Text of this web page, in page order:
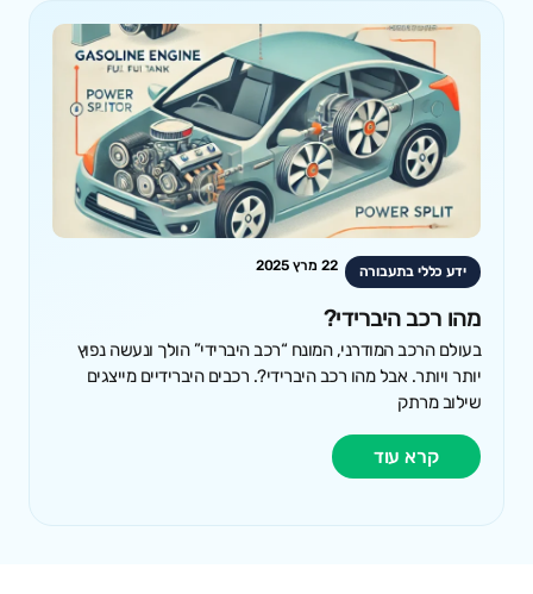
ידע כללי בתעבורה 22 מרץ 2025
מהו רכב היברידי?
בעולם הרכב המודרני, המונח “רכב היברידי” הולך ונעשה נפוץ
יותר ויותר. אבל מהו רכב היברידי?. רכבים היברידיים מייצגים
שילוב מרתק
קרא עוד